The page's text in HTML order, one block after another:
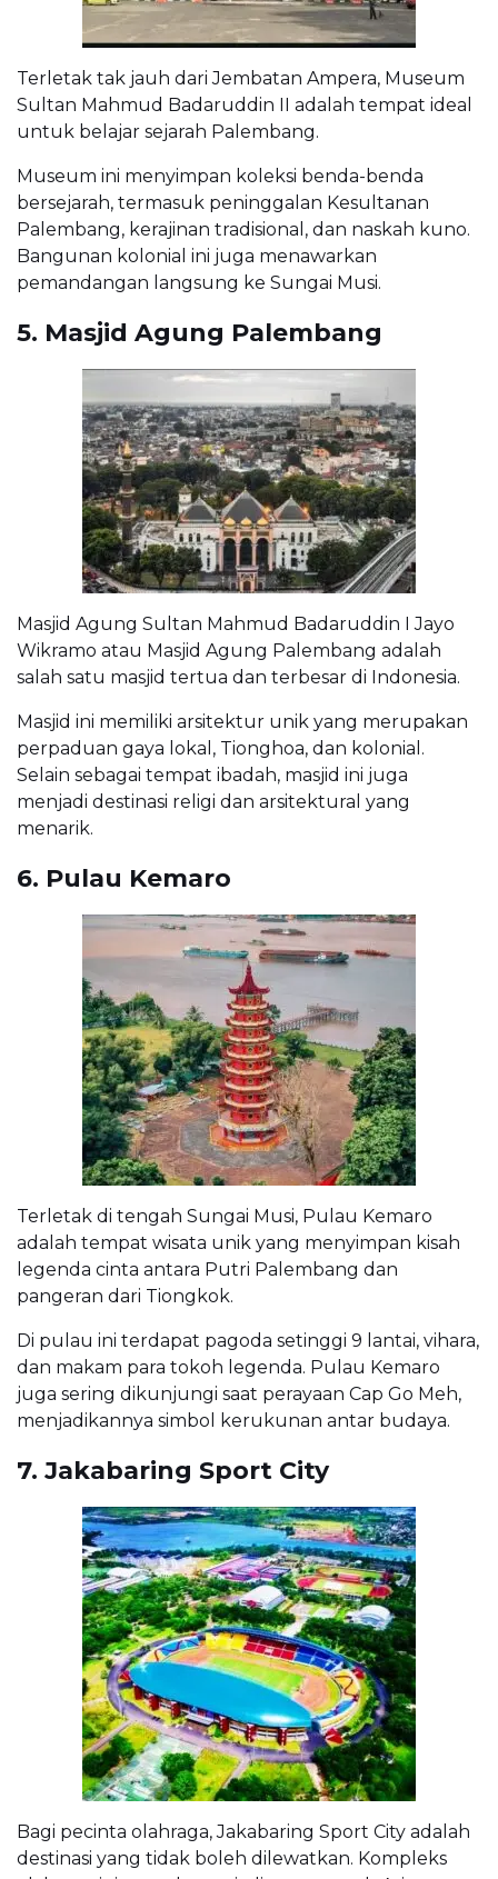
Terletak tak jauh dari Jembatan Ampera, Museum
Sultan Mahmud Badaruddin II adalah tempat ideal
untuk belajar sejarah Palembang.
Museum ini menyimpan koleksi benda-benda
bersejarah, termasuk peninggalan Kesultanan
Palembang, kerajinan tradisional, dan naskah kuno.
Bangunan kolonial ini juga menawarkan
pemandangan langsung ke Sungai Musi.
5. Masjid Agung Palembang
Masjid Agung Sultan Mahmud Badaruddin I Jayo
Wikramo atau Masjid Agung Palembang adalah
salah satu masjid tertua dan terbesar di Indonesia.
Masjid ini memiliki arsitektur unik yang merupakan
perpaduan gaya lokal, Tionghoa, dan kolonial.
Selain sebagai tempat ibadah, masjid ini juga
menjadi destinasi religi dan arsitektural yang
menarik.
6. Pulau Kemaro
Terletak di tengah Sungai Musi, Pulau Kemaro
adalah tempat wisata unik yang menyimpan kisah
legenda cinta antara Putri Palembang dan
pangeran dari Tiongkok.
Di pulau ini terdapat pagoda setinggi 9 lantai, vihara,
dan makam para tokoh legenda. Pulau Kemaro
juga sering dikunjungi saat perayaan Cap Go Meh,
menjadikannya simbol kerukunan antar budaya.
7. Jakabaring Sport City
Bagi pecinta olahraga, Jakabaring Sport City adalah
destinasi yang tidak boleh dilewatkan. Kompleks